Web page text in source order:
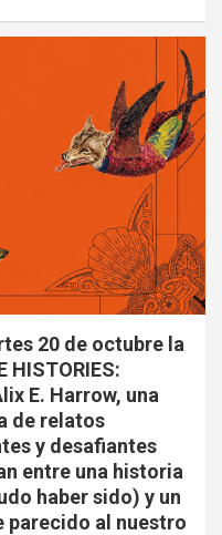
20 de octubre la
HISTORIES:
E. Harrow, una
de relatos
y desafiantes
entre una historia
haber sido) y un
al nuestro